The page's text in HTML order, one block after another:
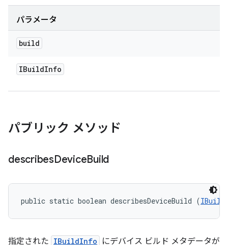
パラメータ
build
IBuildInfo
パブリック メソッド
describesDeviceBuild
public static boolean describesDeviceBuild (
指定された IBuildInfo にデバイス ビルド メタデータが